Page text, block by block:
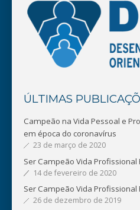
ÚLTIMAS
Campeão na Vida Pessoal e
em época do coronavírus
23 de março de 2020
Ser Campeão Vida Profissional
14 de fevereiro de 2020
Ser Campeão Vida Profissional
26 de dezembro de 2019